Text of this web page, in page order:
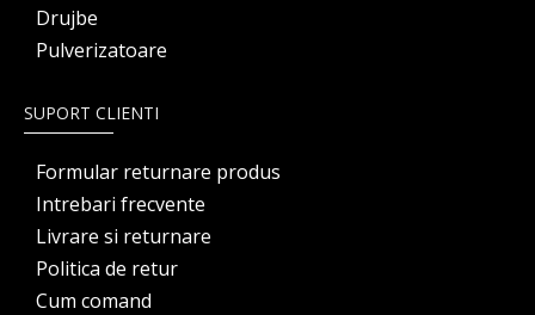
Drujbe
Pulverizatoare
SUPORT CLIENTI
Formular returnare produs
Intrebari frecvente
Livrare si returnare
Politica de retur
Cum comand